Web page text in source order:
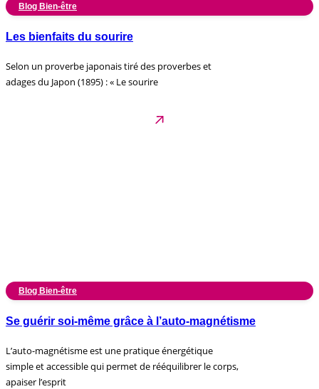
Blog Bien-être
Les bienfaits du sourire
Selon un proverbe japonais tiré des proverbes et
adages du Japon (1895) : « Le sourire
Blog Bien-être
Se guérir soi-même grâce à l’auto-magnétisme
L’auto-magnétisme est une pratique énergétique
simple et accessible qui permet de rééquilibrer le corps,
apaiser l’esprit